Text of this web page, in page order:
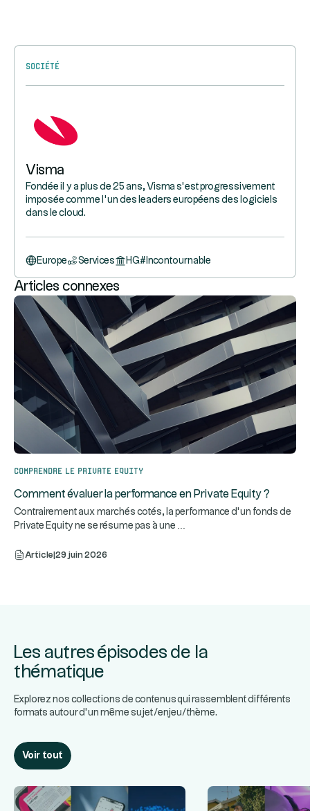
Société
Visma
Fondée il y a plus de 25 ans, Visma s’est progressivement
imposée comme l’un des leaders européens des logiciels
dans le cloud.
Europe Services HG# Incontournable
Articles connexes
Comprendre le Private Equity
Comment évaluer la performance en Private Equity ?
Contrairement aux marchés cotés, la performance d’un fonds de
Private Equity ne se résume pas à une
Article 29 juin 2026
Les autres épisodes de la
thématique
Explorez nos collections de contenus qui rassemblent différents
formats autour d’un même sujet/enjeu/thème.
Voir tout